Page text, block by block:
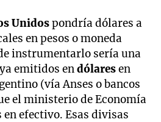
Unidospondría dólares a
en pesos o moneda
instrumentarlo sería una
emitidos endólaresen
(vía Anses o bancos
el ministerio de Economía
efectivo. Esas divisas